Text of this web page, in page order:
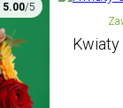
5.00/5